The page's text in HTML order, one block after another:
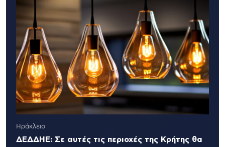
Ηράκλειο
ΔΕΔΔΗΕ: Σε αυτές τις περιοχές της Κρήτης θα